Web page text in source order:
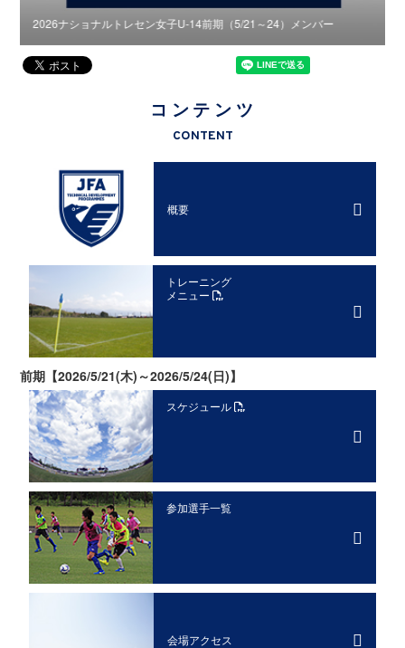
2026ナショナルトレセン女子U-14前期（5/21～24）メンバー
コンテンツ
CONTENT
概要
トレーニング
メニュー
前期【2026/5/21(木)～2026/5/24(日)】
スケジュール
参加選手一覧
会場アクセス